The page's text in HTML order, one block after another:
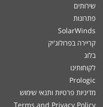
שירותים
פתרונות
SolarWinds
קריירה בפרולוג'יק
בלוג
לקוחותינו
Prologic
מדיניות פרטיות ותנאי שימוש
Terms and Privacy Policy